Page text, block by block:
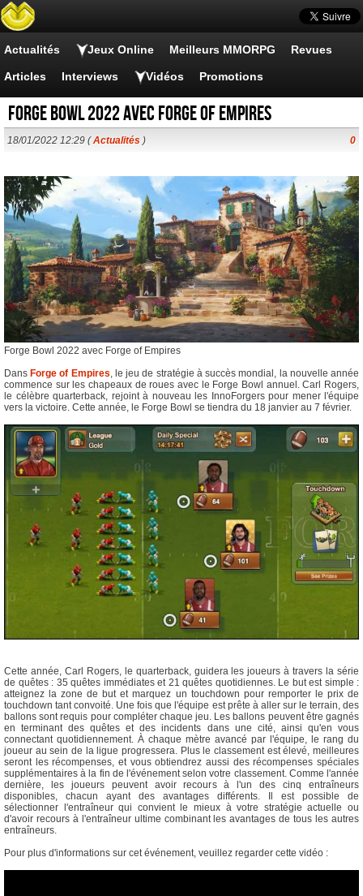
Actualités Jeux Online Meilleurs MMORPG Revues
Articles Interviews Vidéos Promotions
Forge Bowl 2022 avec Forge of Empires
18/01/2022 12:29 (Actualités ) 0
Forge Bowl 2022 avec Forge of Empires
Dans Forge of Empires, le jeu de stratégie à succès mondial, la nouvelle année
commence sur les chapeaux de roues avec le Forge Bowl annuel. Carl Rogers,
le célèbre quarterback, rejoint à nouveau les InnoForgers pour mener l'équipe
vers la victoire. Cette année, le Forge Bowl se tiendra du 18 janvier au 7 février.
Cette année, Carl Rogers, le quarterback, guidera les joueurs à travers la série
de quêtes : 35 quêtes immédiates et 21 quêtes quotidiennes. Le but est simple :
atteignez la zone de but et marquez un touchdown pour remporter le prix de
touchdown tant convoité. Une fois que l'équipe est prête à aller sur le terrain, des
ballons sont requis pour compléter chaque jeu. Les ballons peuvent être gagnés
en terminant des quêtes et des incidents dans une cité, ainsi qu'en vous
connectant quotidiennement. À chaque mètre avancé par l'équipe, le rang du
joueur au sein de la ligue progressera. Plus le classement est élevé, meilleures
seront les récompenses, et vous obtiendrez aussi des récompenses spéciales
supplémentaires à la fin de l'événement selon votre classement. Comme l'année
dernière, les joueurs peuvent avoir recours à l'un des cinq entraîneurs
disponibles, chacun ayant des avantages différents. Il est possible de
sélectionner l'entraîneur qui convient le mieux à votre stratégie actuelle ou
d'avoir recours à l'entraîneur ultime combinant les avantages de tous les autres
entraîneurs.
Pour plus d'informations sur cet événement, veuillez regarder cette vidéo :